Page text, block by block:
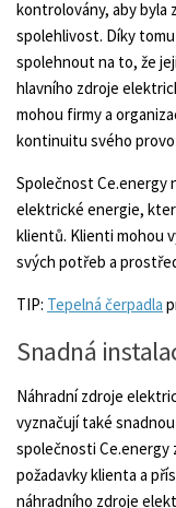
kontrolovány, aby byla
spolehlivost. Díky
spolehnout na to, že
hlavního zdroje
mohou firmy a
kontinuitu svého
Společnost Ce.energy
elektrické energie,
klientů. Klienti mohou
svých potřeb a
TIP: Tepelná čerpadla
Snadná
Náhradní zdroje
vyznačují také
společnosti Ce.energy
požadavky klienta a
náhradního zdroje